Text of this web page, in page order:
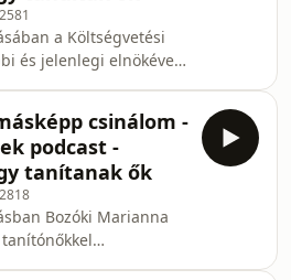
játszunk az órán? Mik
Milyen
van a játékoknak?
össze a cirkusz és
Elsősorban ezeket a
2581
a Költségvetési
és jelenlegi elnökével
lenni? Miért fontos
a matematika?
a matematikai
ember
Mivel küzdtek ők a
során?
a jövőre vonatkozó
csinálom -
podcast -
tanítanak ők
2818
Bozóki Marianna